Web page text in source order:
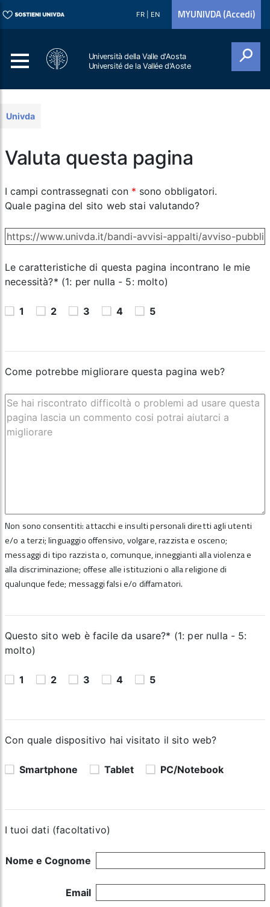
FR EN MYUNIVDA (Accedi)
Università della Valle d'Aosta
Université de la Vallée d'Aoste
Univda
Valuta questa pagina
I campi contrassegnati con * sono obbligatori.
Quale pagina del sito web stai valutando?
Le caratteristiche di questa pagina incontrano le mie
necessità?* (1: per nulla - 5: molto)
1 2 3 4 5
Come potrebbe migliorare questa pagina web?
Non sono consentiti: attacchi e insulti personali diretti agli utenti
e/o a terzi; linguaggio offensivo, volgare, razzista e osceno;
messaggi di tipo razzista o, comunque, inneggianti alla violenza e
alla discriminazione; offese alle istituzioni o alla religione di
qualunque fede; messaggi falsi e/o diffamatori.
Questo sito web è facile da usare?* (1: per nulla - 5:
molto)
1 2 3 4 5
Con quale dispositivo hai visitato il sito web?
Smartphone Tablet PC/Notebook
I tuoi dati (facoltativo)
Nome e Cognome
Email